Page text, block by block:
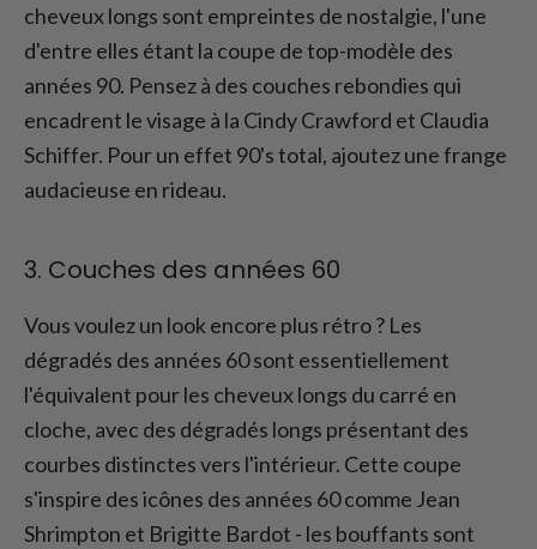
cheveux longs sont empreintes de nostalgie, l'une
d'entre elles étant la coupe de top-modèle des
années 90. Pensez à des couches rebondies qui
encadrent le visage à la Cindy Crawford et Claudia
Schiffer. Pour un effet 90's total, ajoutez une frange
audacieuse en rideau.
3. Couches des années 60
Vous voulez un look encore plus rétro ? Les
dégradés des années 60 sont essentiellement
l'équivalent pour les cheveux longs du carré en
cloche, avec des dégradés longs présentant des
courbes distinctes vers l'intérieur. Cette coupe
s'inspire des icônes des années 60 comme Jean
Shrimpton et Brigitte Bardot - les bouffants sont